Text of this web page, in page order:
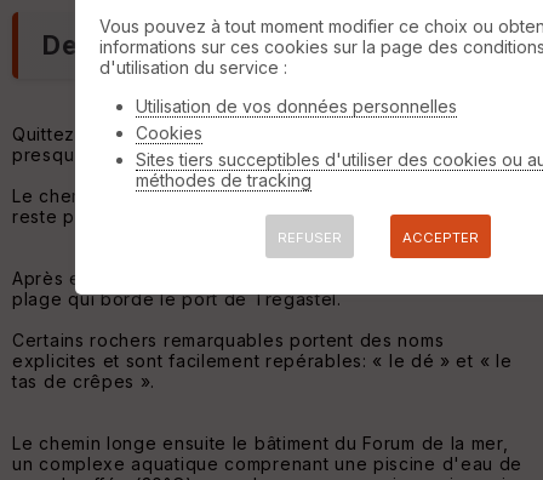
Description
Quittez le parking en direction de l'Ouest en laissant la
presqu'île Renote derrière vous.
Le chemin longe la mer ; il est ensablé par endroits mais
reste praticable.
Après environ 300m, le chemin débouche sur une petite
plage qui borde le port de Trégastel.
Certains rochers remarquables portent des noms
explicites et sont facilement repérables: « le dé » et « le
tas de crêpes ».
Le chemin longe ensuite le bâtiment du Forum de la mer,
un complexe aquatique comprenant une piscine d'eau de
Vous pouvez à tout moment modifier ce choix ou
informations sur ces cookies sur la page des
d'utilisation du service :
Utilisation de vos données personnelles
Cookies
Sites tiers succeptibles d'utiliser des cookies ou
méthodes de tracking
REFUSER ACCEPTER